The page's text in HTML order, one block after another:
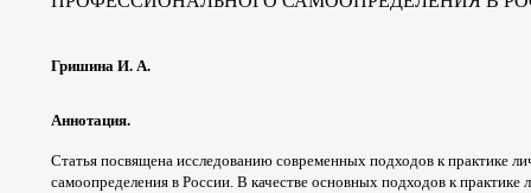
Гришина И. А.
Аннотация.
Статья посвящена исследованию современных подходов к практике
самоопределения в России. В качестве основных подходов кпрактике